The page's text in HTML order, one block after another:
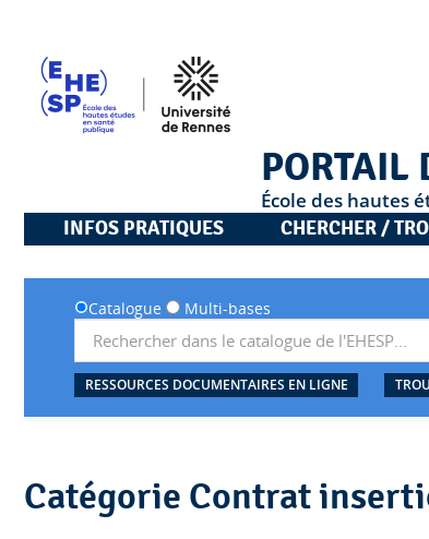
PORTAIL
École des hautes
INFOS PRATIQUES
CHERCHER /
Catalogue Multi-bases
RESSOURCES DOCUMENTAIRES EN LIGNE
Catégorie Contrat